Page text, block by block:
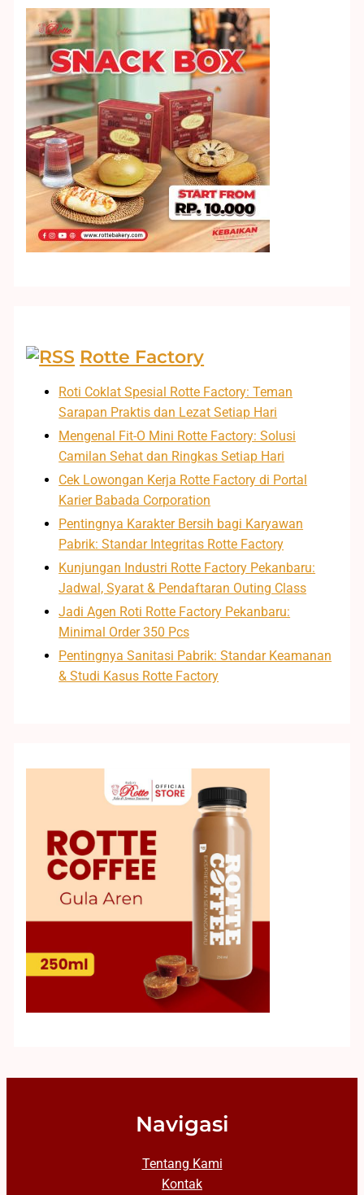
Rotte Factory
Roti Coklat Spesial Rotte Factory: Teman
Sarapan Praktis dan Lezat Setiap Hari
Mengenal Fit-O Mini Rotte Factory: Solusi
Camilan Sehat dan Ringkas Setiap Hari
Cek Lowongan Kerja Rotte Factory di Portal
Karier Babada Corporation
Pentingnya Karakter Bersih bagi Karyawan
Pabrik: Standar Integritas Rotte Factory
Kunjungan Industri Rotte Factory Pekanbaru:
Jadwal, Syarat & Pendaftaran Outing Class
Jadi Agen Roti Rotte Factory Pekanbaru:
Minimal Order 350 Pcs
Pentingnya Sanitasi Pabrik: Standar Keamanan
& Studi Kasus Rotte Factory
Navigasi
Tentang Kami
Kontak